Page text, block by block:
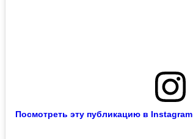
Посмотреть эту публикацию в Instagram